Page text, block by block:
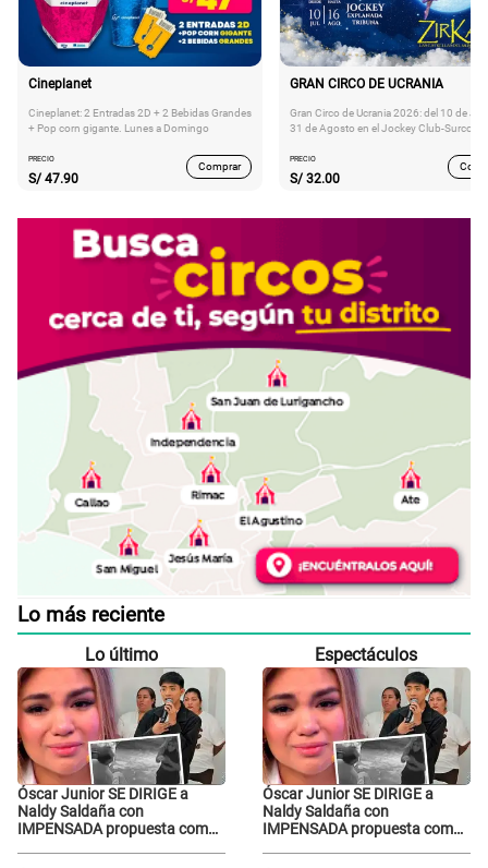
Cineplanet
Cineplanet: 2 Entradas 2D + 2 Bebidas Grandes
+ Pop corn gigante. Lunes a Domingo
PRECIO
S/ 47.90
Comprar
GRAN CIRCO DE UCRANIA
Gran Circo de Ucrania 2026: del 10 de
31 de Agosto en el Jockey Club-Surco
PRECIO
S/ 32.00
Lo más reciente
Lo último
Óscar Junior SE DIRIGE a
Naldy Saldaña con
IMPENSADA propuesta como
Espectáculos
Óscar Junior SE DIRIGE a
Naldy Saldaña con
IMPENSADA propuesta como